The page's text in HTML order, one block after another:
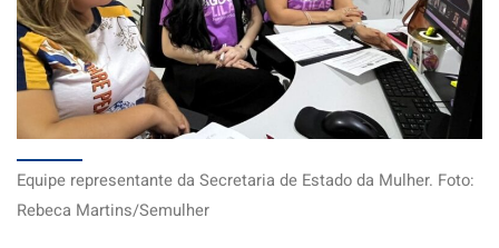
Equipe representante da Secretaria de Estado da Mulher. Foto:
Rebeca Martins/Semulher